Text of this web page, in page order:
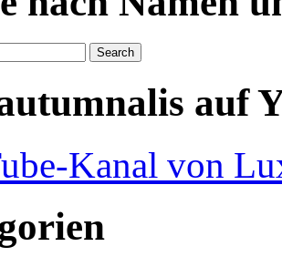
auf
Kanal von